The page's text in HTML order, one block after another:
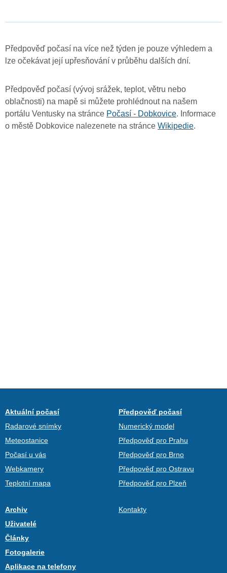
Předpověď počasí na více než týden je pouze výhledem a
lze očekávat její upřesňování v průběhu dalších dní.
Předpověď počasí (vývoj srážek, teplot, větru nebo
oblačnosti) na mapě si můžete prohlédnout na našem
portálu Ventusky na stránce Počasí - Dobkovice. Informace
o městě Dobkovice nalezenete na stránce Wikipedie.
Aktuální počasí
Radarové snímky
Meteostanice
Počasí u vás
Webkamery
Teplotní mapa
Předpověď počasí
Numerický model
Předpověď pro Prahu
Předpověď pro Brno
Předpověď pro Ostravu
Předpověď pro Plzeň
Archiv
Uživatelé
Články
Fotogalerie
Aplikace na telefony
Kontakty